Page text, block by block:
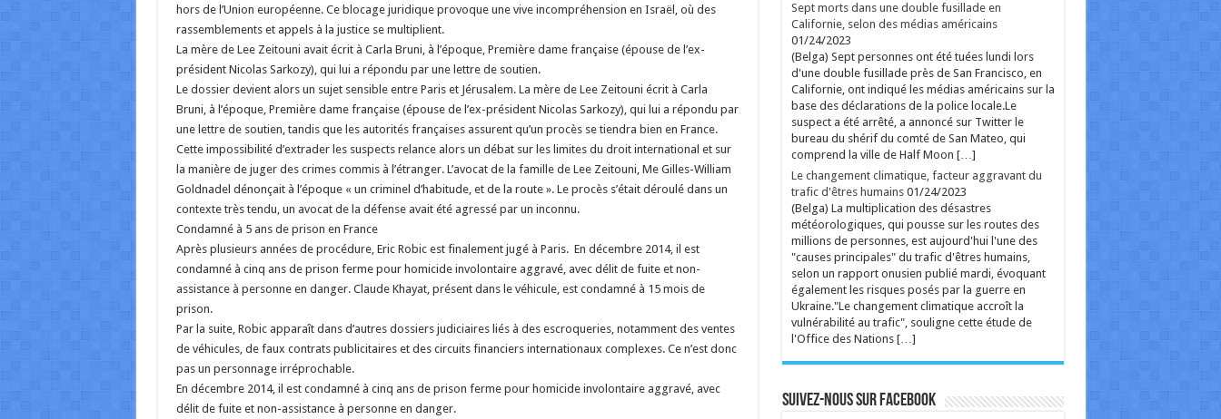
hors de l’Union européenne. Ce blocage juridique provoque une vive incompréhension en Israël, où des
rassemblements et appels à la justice se multiplient.
La mère de Lee Zeitouni avait écrit à Carla Bruni, à l’époque, Première dame française (épouse de l’ex-
président Nicolas Sarkozy), qui lui a répondu par une lettre de soutien.
Le dossier devient alors un sujet sensible entre Paris et Jérusalem. La mère de Lee Zeitouni écrit à Carla
Bruni, à l’époque, Première dame française (épouse de l’ex-président Nicolas Sarkozy), qui lui a répondu par
une lettre de soutien, tandis que les autorités françaises assurent qu’un procès se tiendra bien en France.
Cette impossibilité d’extrader les suspects relance alors un débat sur les limites du droit international et sur
la manière de juger des crimes commis à l’étranger. L’avocat de la famille de Lee Zeitouni, Me Gilles-William
Goldnadel dénonçait à l’époque « un criminel d’habitude, et de la route ». Le procès s’était déroulé dans un
contexte très tendu, un avocat de la défense avait été agressé par un inconnu.
Condamné à 5 ans de prison en France
Après plusieurs années de procédure, Eric Robic est finalement jugé à Paris. En décembre 2014, il est
condamné à cinq ans de prison ferme pour homicide involontaire aggravé, avec délit de fuite et non-
assistance à personne en danger. Claude Khayat, présent dans le véhicule, est condamné à 15 mois de
prison.
Par la suite, Robic apparaît dans d’autres dossiers judiciaires liés à des escroqueries, notamment des ventes
de véhicules, de faux contrats publicitaires et des circuits financiers internationaux complexes. Ce n’est donc
pas un personnage irréprochable.
En décembre 2014, il est condamné à cinq ans de prison ferme pour homicide involontaire aggravé, avec
délit de fuite et non-assistance à personne en danger.
Sept morts dans une double fusillade en
Californie, selon des médias américains
01/24/2023
(Belga) Sept personnes ont été tuées lundi lors
d'une double fusillade près de San Francisco, en
Californie, ont indiqué les médias américains sur la
base des déclarations de la police locale.Le
suspect a été arrêté, a annoncé sur Twitter le
bureau du shérif du comté de San Mateo, qui
comprend la ville de Half Moon […]
Le changement climatique, facteur aggravant du
trafic d'êtres humains 01/24/2023
(Belga) La multiplication des désastres
météorologiques, qui pousse sur les routes des
millions de personnes, est aujourd'hui l'une des
"causes principales" du trafic d'êtres humains,
selon un rapport onusien publié mardi, évoquant
également les risques posés par la guerre en
Ukraine."Le changement climatique accroît la
vulnérabilité au trafic", souligne cette étude de
l'Office des Nations […]
Suivez-nous sur Facebook